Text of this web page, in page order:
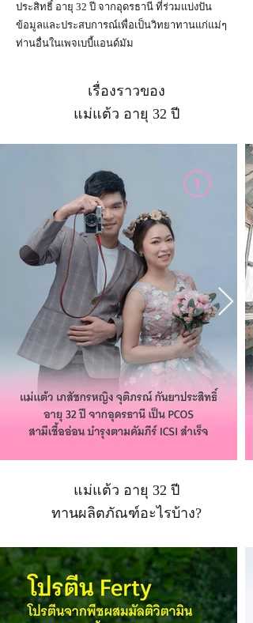
ประสิทธิ์ อายุ 32 ปี จากอุดรธานี ที่ร่วมแบ่งปัน
ข้อมูลและประสบการณ์เพื่อเป็นวิทยาทานแก่แม่ๆ
ท่านอื่นในเพจเบบี้แอนด์มัม
เรื่องราวของ
แม่แต้ว อายุ 32 ปี
แม่แต้ว อายุ 32 ปี
ทานผลิตภัณฑ์อะไรบ้าง?